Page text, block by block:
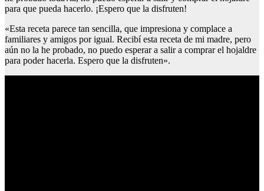
para que pueda hacerlo. ¡Espero que la disfruten!
«Esta receta parece tan sencilla, que impresiona y complace a
familiares y amigos por igual. Recibí esta receta de mi madre, pero
aún no la he probado, no puedo esperar a salir a comprar el hojaldre
para poder hacerla. Espero que la disfruten».